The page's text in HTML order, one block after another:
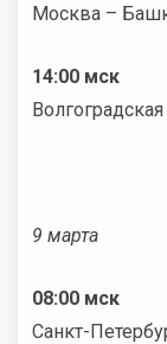
Москва –
14:00 мск
9 марта
08:00 мск
Санкт-